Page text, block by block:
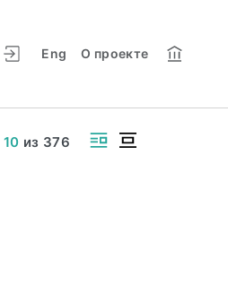
Eng О проекте
10 из 376